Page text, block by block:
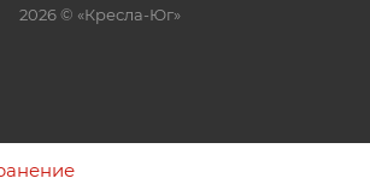
2026 © «Кресла-Юг»